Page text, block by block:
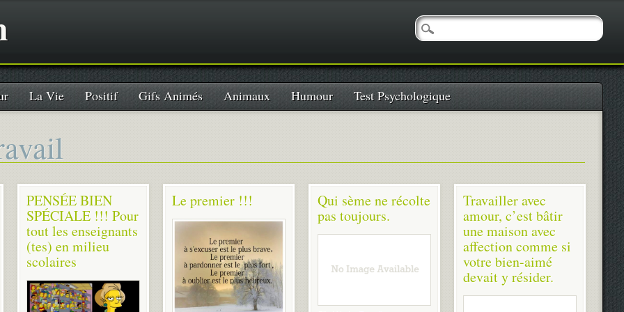
La Vie Positif Gifs Animés Animaux Humour Test Psychologique
PENSÉE BIEN
SPÉCIALE !!! Pour
tout les enseignants
(tes) en milieu
scolaires
Le premier !!!
Qui sème ne récolte
pas toujours.
Travailler avec
amour, c’est bâtir
une maison avec
affection comme si
votre bien-aimé
devait y résider.